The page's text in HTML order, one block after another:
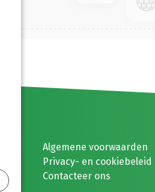
Algemene voorwaarden
Privacy- en cookiebeleid
Contacteer ons